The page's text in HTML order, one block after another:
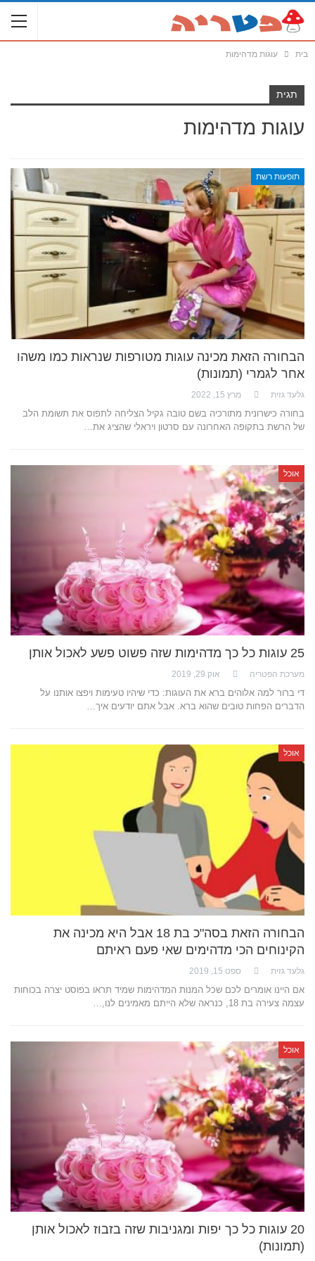
בית עוגות מדהימות
תגית
עוגות מדהימות
תופעות רשת
הבחורה הזאת מכינה עוגות מטורפות שנראות כמו משהו
אחר לגמרי (תמונות)
גלעד גזית מרץ 15, 2022
בחורה כישרונית מתורכיה בשם טובה גקיל הצליחה לתפוס את תשומת הלב
של הרשת בתקופה האחרונה עם סרטון ויראלי שהציג את…
אוכל
25 עוגות כל כך מדהימות שזה פשוט פשע לאכול אותן
מערכת הפטריה אוק 29, 2019
די ברור למה אלוהים ברא את העוגות: כדי שיהיו טעימות ויפצו אותנו על
הדברים הפחות טובים שהוא ברא. אבל אתם יודעים איך…
אוכל
הבחורה הזאת בסה"כ בת 18 אבל היא מכינה את
הקינוחים הכי מדהימים שאי פעם ראיתם
גלעד גזית ספט 15, 2019
אם היינו אומרים לכם שכל המנות המדהימות שמיד תראו בפוסט יצרה בכוחות
עצמה צעירה בת 18, כנראה שלא הייתם מאמינים לנו,…
אוכל
20 עוגות כל כך יפות ומגניבות שזה בזבוז לאכול אותן
(תמונות)